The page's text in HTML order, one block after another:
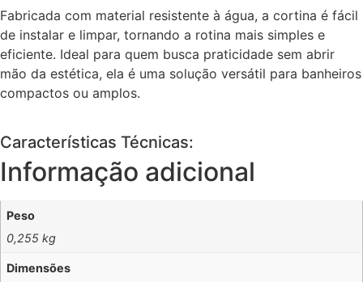
Fabricada com material resistente à água, a cortina é fácil
de instalar e limpar, tornando a rotina mais simples e
eficiente. Ideal para quem busca praticidade sem abrir
mão da estética, ela é uma solução versátil para banheiros
compactos ou amplos.
Características Técnicas:
Informação adicional
Peso
0,255 kg
Dimensões